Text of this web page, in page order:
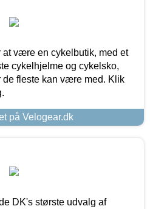
være en cykelbutik, med et
cykelhjelme og cykelsko,
fleste kan være med. Klik
på Velogear.dk
DK's største udvalg af